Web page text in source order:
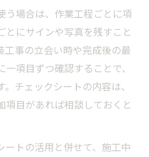
う場合は、作業工程ごとに項
とにサインや写真を残すこと
工事の立会い時や完成後の最
項目ずつ確認することで、
チェックシートの内容は、
項目があれば相談しておくと
ートの活用と併せて、施工中